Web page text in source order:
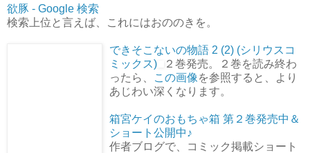
欲豚 - Google 検索
検索上位と言えば、これにはおののきを。
できそこないの物語 2 (2) (シリウスコ
ミックス)
２巻発売。２巻を読み終わ
ったら、
この画像を参照すると、より
あじわい深くなります。
箱宮ケイのおもちゃ箱 第２巻発売中＆
ショート公開中♪
作者ブログで、コミック掲載ショート